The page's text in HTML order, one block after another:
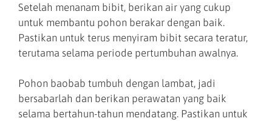
Setelah menanam bibit, berikan air yang cukup
untuk membantu pohon berakar dengan baik.
Pastikan untuk terus menyiram bibit secara teratur,
terutama selama periode pertumbuhan awalnya.
Pohon baobab tumbuh dengan lambat, jadi
bersabarlah dan berikan perawatan yang baik
selama bertahun-tahun mendatang. Pastikan untuk